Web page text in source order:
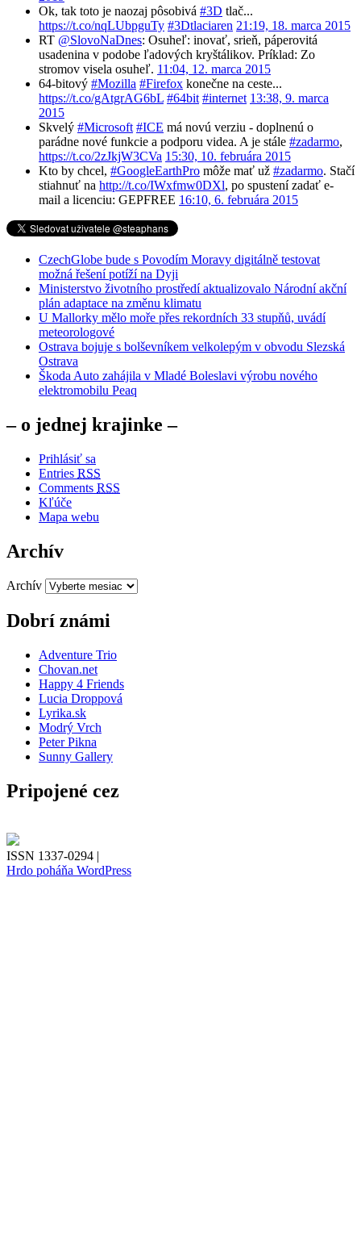
Ok, tak toto je naozaj pôsobivá #3D tlač...
https://t.co/nqLUbpguTy #3Dtlaciaren 21:19, 18. marca 2015
RT @SlovoNaDnes: Osuheľ: inovať, srieň, páperovitá
usadenina v podobe ľadových kryštálikov. Príklad: Zo
stromov visela osuheľ. 11:04, 12. marca 2015
64-bitový #Mozilla #Firefox konečne na ceste...
https://t.co/gAtgrAG6bL #64bit #internet 13:38, 9. marca
2015
Skvelý #Microsoft #ICE má novú verziu - doplnenú o
parádne nové funkcie a podporu videa. A je stále #zadarmo,
https://t.co/2zJkjW3CVa 15:30, 10. februára 2015
Kto by chcel, #GoogleEarthPro môže mať už #zadarmo. Stačí
stiahnuť na http://t.co/IWxfmw0DXl, po spustení zadať e-
mail a licenciu: GEPFREE 16:10, 6. februára 2015
CzechGlobe bude s Povodím Moravy digitálně testovat
možná řešení potíží na Dyji
Ministerstvo životního prostředí aktualizovalo Národní akční
plán adaptace na změnu klimatu
U Mallorky mělo moře přes rekordních 33 stupňů, uvádí
meteorologové
Ostrava bojuje s bolševníkem velkolepým v obvodu Slezská
Ostrava
Škoda Auto zahájila v Mladé Boleslavi výrobu nového
elektromobilu Peaq
– o jednej krajinke –
Prihlásiť sa
Entries RSS
Comments RSS
Kľúče
Mapa webu
Archív
Archív
Dobrí známi
Adventure Trio
Chovan.net
Happy 4 Friends
Lucia Droppová
Lyrika.sk
Modrý Vrch
Peter Pikna
Sunny Gallery
Pripojené cez
ISSN 1337-0294 |
Hrdo poháňa WordPress